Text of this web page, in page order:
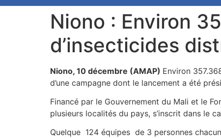
Niono : Environ
d’insecticides
Niono, 10 décembre (AMAP) Environ
d’une campagne dont le lancement a été
Financé par le Gouvernement du Mali et le
plusieurs localités du pays, s’inscrit dans le
Quelque 124 équipes de 3 personnes